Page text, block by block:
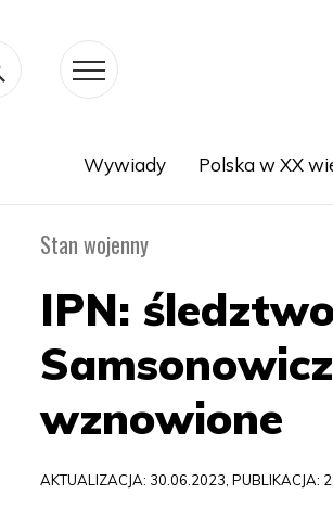
Wywiady Polska w XX
Stan wojenny
IPN:
wznowione
AKTUALIZACJA: 30.06.2023, PUBLIKACJA: